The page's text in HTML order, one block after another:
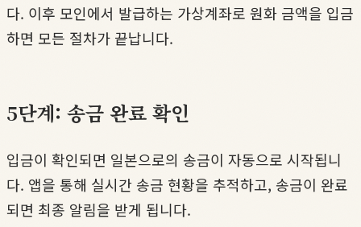
다. 이후 모인에서 발급하는 가상계좌로 원화 금액을 입금
하면 모든 절차가 끝납니다.
5단계: 송금 완료 확인
입금이 확인되면 일본으로의 송금이 자동으로 시작됩니
다. 앱을 통해 실시간 송금 현황을 추적하고, 송금이 완료
되면 최종 알림을 받게 됩니다.